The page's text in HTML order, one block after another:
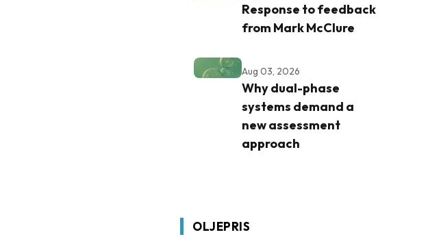
Response to feedback
from Mark McClure
Aug 03, 2026
Why dual-phase
systems demand a
new assessment
approach
OLJEPRIS